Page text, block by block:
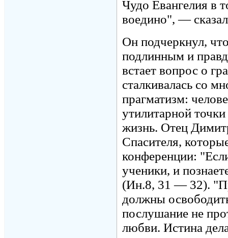
Чудо Евангелия в
воедино", —
Он подчеркнул,
подлинным и
встает вопрос о
сталкивалась со
прагматизм:
утилитарной
жизнь. Отец
Спасителя,
конференции:
ученики, и
(Ин.8, 31 — 32).
должны
послушание не
любви. Истина